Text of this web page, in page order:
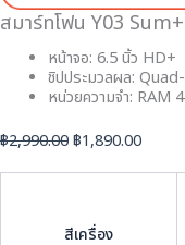
สมาร์ทโฟน Y03
หน้าจอ: 6.5 นิ้ว HD+
ชิปประมวลผล:
หน่วยความจำ:
฿2,990.00฿1,890.00
สีเครื่อง